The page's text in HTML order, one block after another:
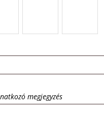
megjegyzés